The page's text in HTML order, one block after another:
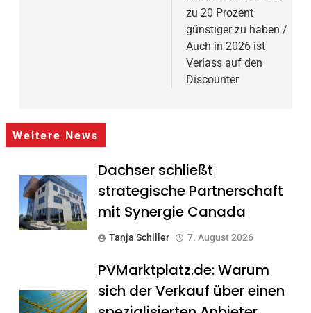
zu 20 Prozent
günstiger zu haben /
Auch in 2026 ist
Verlass auf den
Discounter
Weitere News
Dachser schließt
strategische Partnerschaft
mit Synergie Canada
Tanja Schiller 7. August 2026
PVMarktplatz.de: Warum
sich der Verkauf über einen